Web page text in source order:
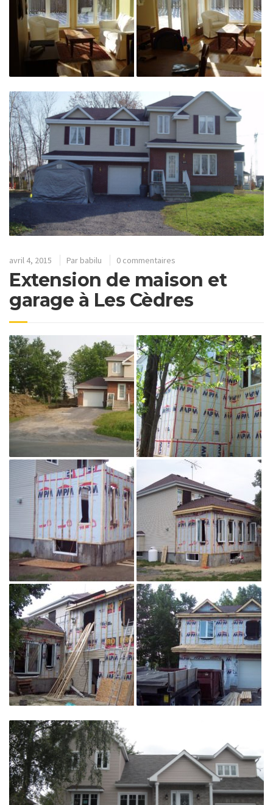
avril 4, 2015 Par babilu 0 commentaires
Extension de maison et
garage à Les Cèdres